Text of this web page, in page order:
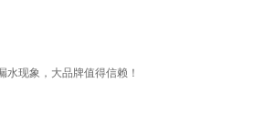
现象，大品牌值得信赖！